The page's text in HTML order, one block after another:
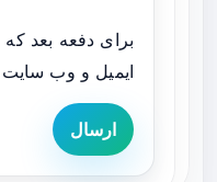
برای دفعه بعد
ایمیل و وب سایت
ارسال